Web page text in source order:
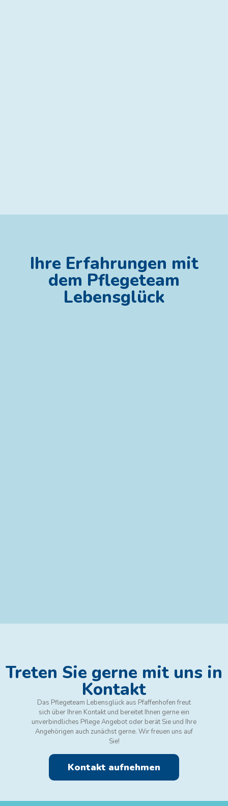
Ihre Erfahrungen mit
dem Pflegeteam
Lebensglück
Treten Sie gerne mit uns in
Kontakt
Das Pflegeteam Lebensglück aus Pfaffenhofen freut
sich über Ihren Kontakt und bereitet Ihnen gerne ein
unverbindliches Pflege Angebot oder berät Sie und Ihre
Angehörigen auch zunächst gerne. Wir freuen uns auf
Sie!
Kontakt aufnehmen